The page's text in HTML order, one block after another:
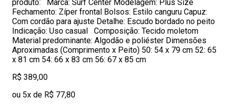
produto: Marca: Surf Center Modelagem: Plus Size
Fechamento: Zíper frontal Bolsos: Estilo canguru Capuz:
Com cordão para ajuste Detalhe: Escudo bordado no peito
Indicação: Uso casual Composição: Tecido moletom
Material predominante: Algodão e poliéster Dimensões
Aproximadas (Comprimento x Peito) 50: 54 x 79 cm 52: 65
x 81 cm 54: 66 x 83 cm 56: 67 x 85 cm
R$ 389,00
ou 5x de R$ 77,80